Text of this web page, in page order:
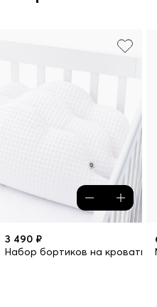
MOMMY LOVE
3 490 ₽
Набор бортиков на кроватку,